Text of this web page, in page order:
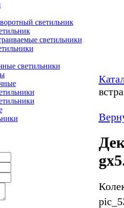
светильник
светильники
светильники